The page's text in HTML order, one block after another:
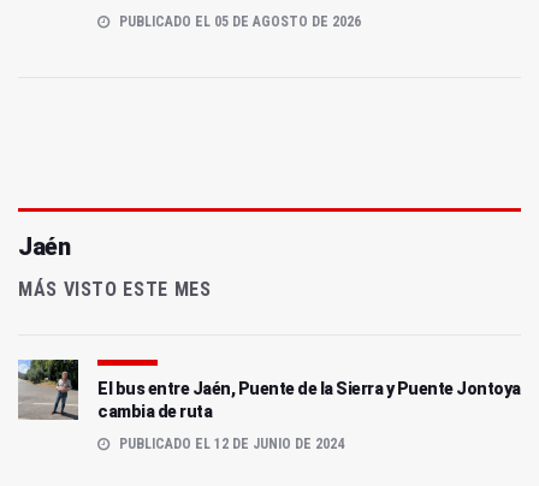
PUBLICADO EL 05 DE AGOSTO DE 2026
Jaén
MÁS VISTO ESTE MES
El bus entre Jaén, Puente de la Sierra y Puente Jontoya
cambia de ruta
PUBLICADO EL 12 DE JUNIO DE 2024